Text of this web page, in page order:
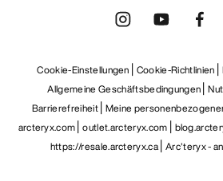
Cookie-Einstellungen Cookie-Richtlinien
Allgemeine Geschäftsbedingungen
Barrierefreiheit Meine
arcteryx.com outlet.arcteryx.com
https://resale.arcteryx.ca Arc'teryx -